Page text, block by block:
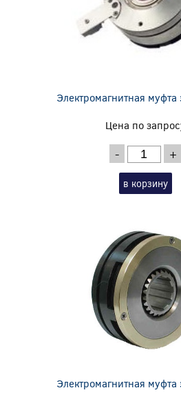
Электромагнитная
Цена по
- +
в корзину
Электромагнитная